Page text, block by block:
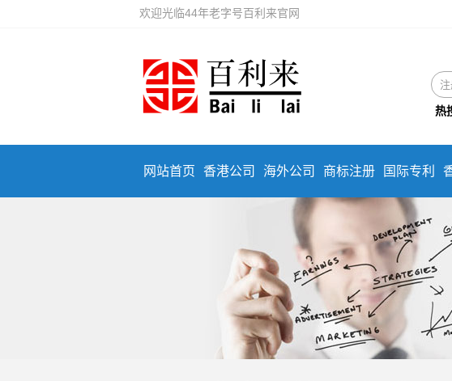
欢迎光临44年老字号百利来官网
热
网站首页 香港公司 海外公司 商标注册 国际专利